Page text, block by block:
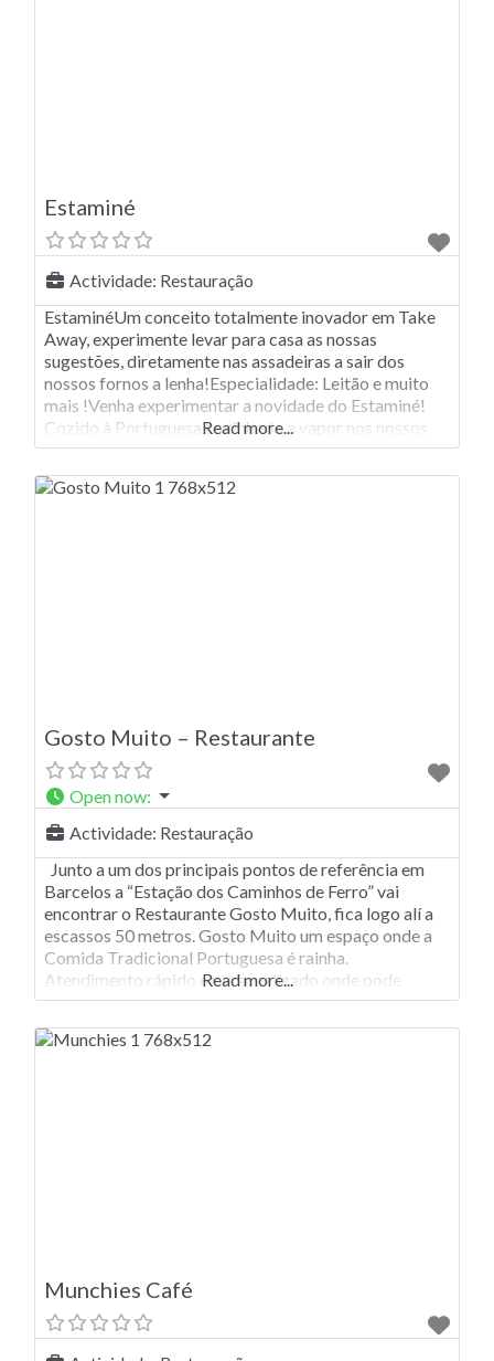
Estaminé
Actividade: Restauração
EstaminéUm conceito totalmente inovador em Take
Away, experimente levar para casa as nossas
sugestões, diretamente nas assadeiras a sair dos
nossos fornos a lenha!Especialidade: Leitão e muito
mais !Venha experimentar a novidade do Estaminé!
Cozido à Portuguesa cozinhado a vapor nos nossos
fornos a lenha! *Encomendas só serão aceites com 4
horas de antecedência. O Estaminé oferece-lhe uma
variedade de pratos, faça
Read more...
Gosto Muito – Restaurante
Open now:
Actividade: Restauração
Junto a um dos principais pontos de referência em
Barcelos a “Estação dos Caminhos de Ferro” vai
encontrar o Restaurante Gosto Muito, fica logo alí a
escassos 50 metros. Gosto Muito um espaço onde a
Comida Tradicional Portuguesa é rainha.
Atendimento rápido e personalizado onde pode
saborear um bom Bacalhau confeccionado das mais
diversas formas, desfrutar de uma boa
Read more...
Munchies Café